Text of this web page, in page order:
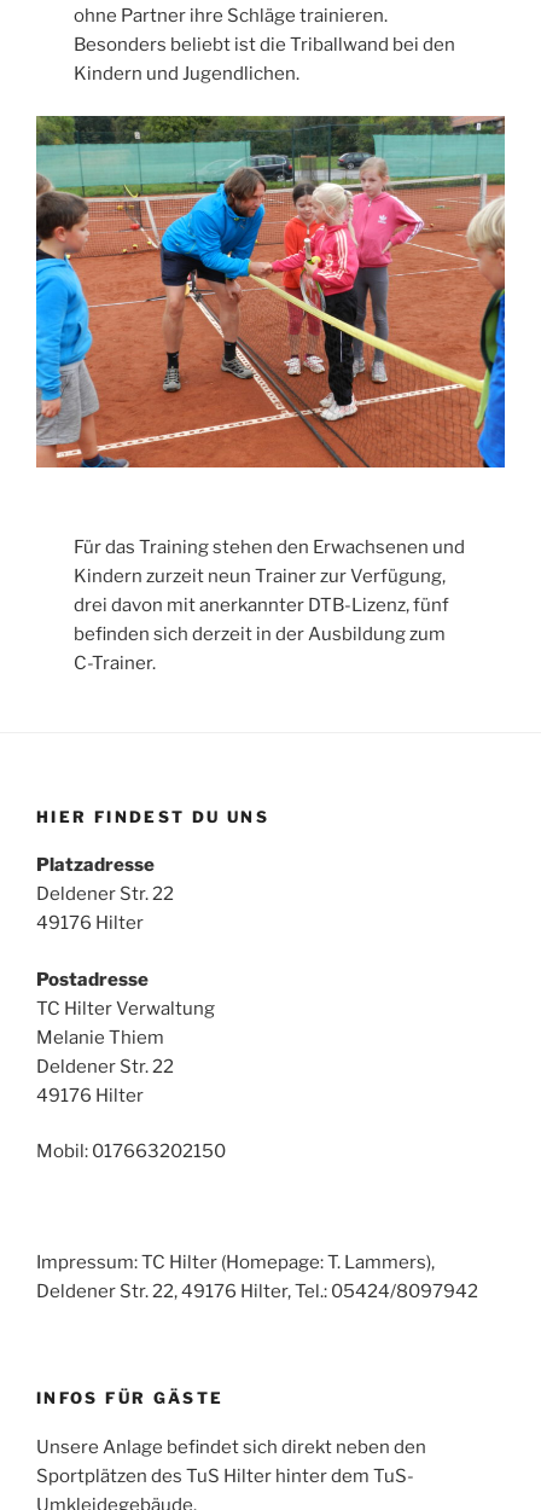
ohne Partner ihre Schläge trainieren.
Besonders beliebt ist die Triballwand bei den
Kindern und Jugendlichen.
Für das Training stehen den Erwachsenen und
Kindern zurzeit neun Trainer zur Verfügung,
drei davon mit anerkannter DTB-Lizenz, fünf
befinden sich derzeit in der Ausbildung zum
C-Trainer.
HIER FINDEST DU UNS
Platzadresse
Deldener Str. 22
49176 Hilter
Postadresse
TC Hilter Verwaltung
Melanie Thiem
Deldener Str. 22
49176 Hilter
Mobil: 017663202150
Impressum: TC Hilter (Homepage: T. Lammers),
Deldener Str. 22, 49176 Hilter, Tel.: 05424/8097942
INFOS FÜR GÄSTE
Unsere Anlage befindet sich direkt neben den
Sportplätzen des TuS Hilter hinter dem TuS-
Umkleidegebäude.